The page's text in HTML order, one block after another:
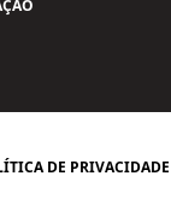
DE PRIVACIDADE